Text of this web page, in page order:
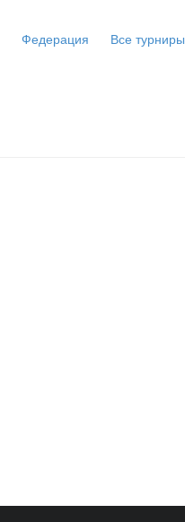
Федерация Все турниры